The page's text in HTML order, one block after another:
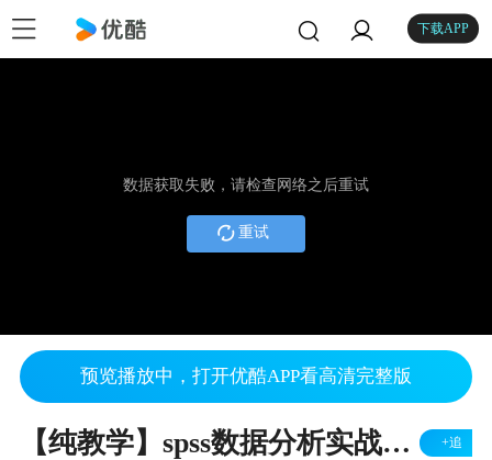
下载APP
数据获取失败，请检查网络之后重试
重试
预览播放中，打开优酷APP看高清完整版
【纯教学】spss数据分析实战系列之多分类logit回归-SPSSAU实现 +追